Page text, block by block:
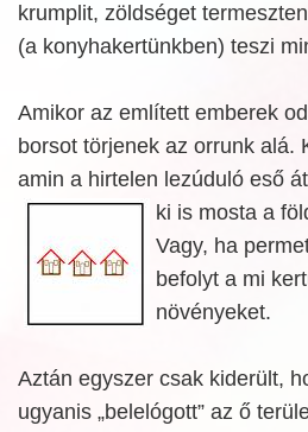
krumplit, zöldséget
(a konyhakertünkben) teszi
Amikor az említett emberek
borsot törjenek az orrunk alá.
amin a hirtelen lezúduló eső
ki is mosta a
Vagy, ha
befolyt a mi
növényeket.
Aztán egyszer csak kiderült,
ugyanis „belelógott” az ő